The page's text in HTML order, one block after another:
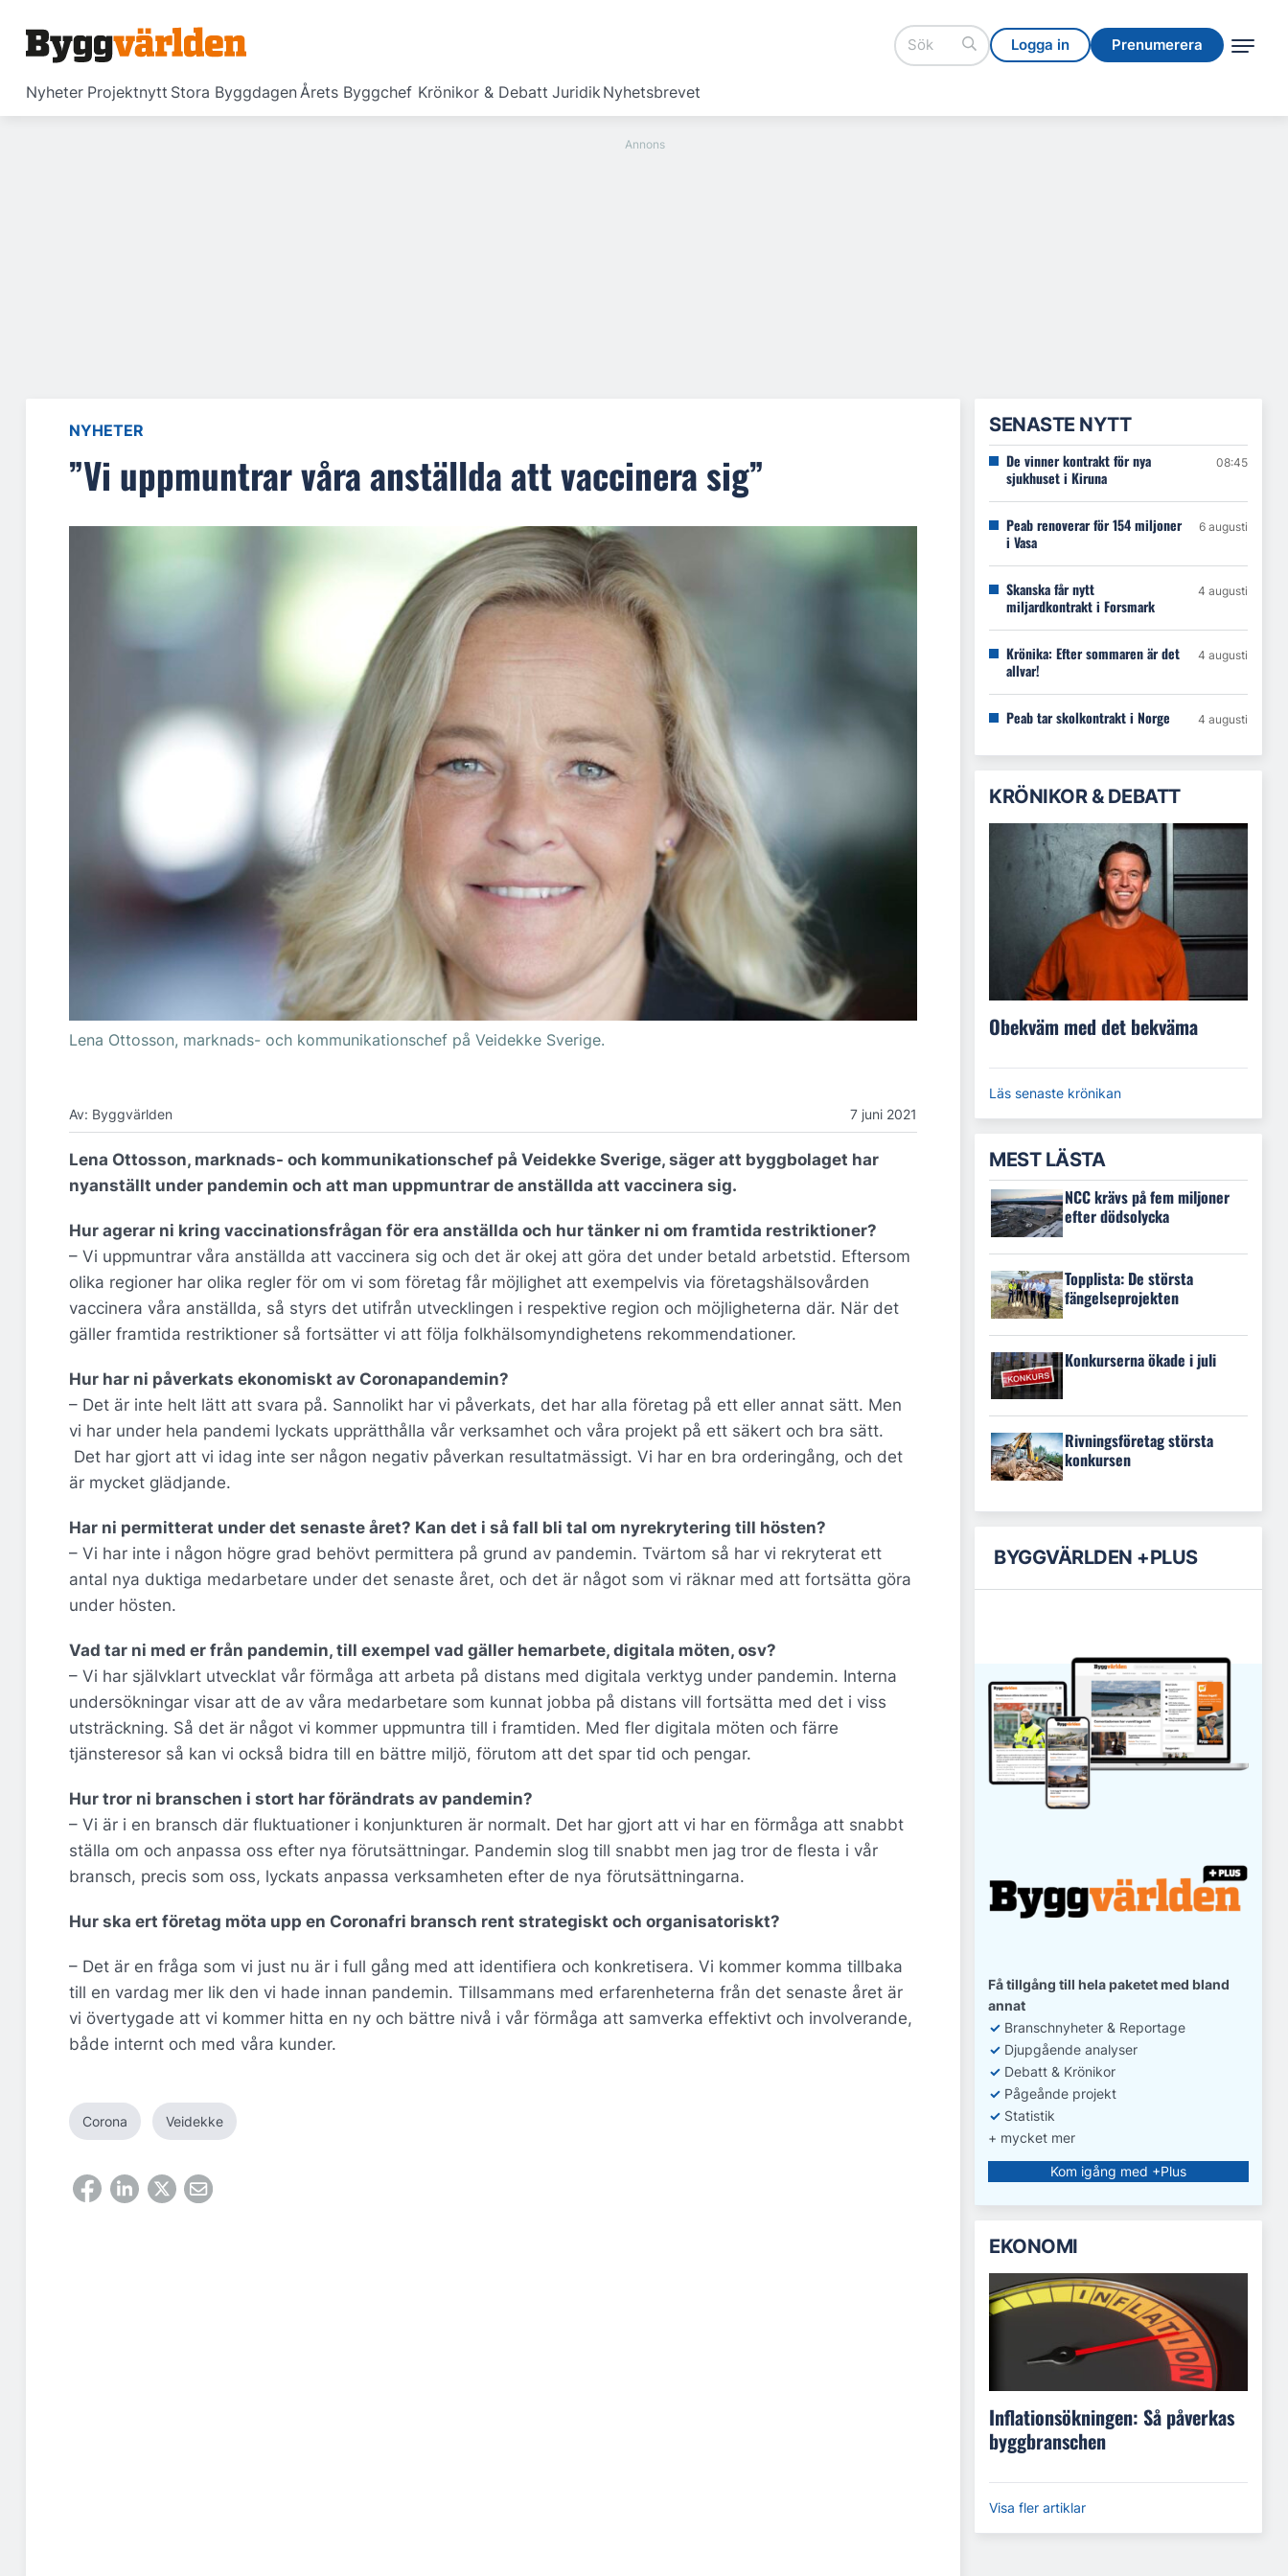
Logga in Prenumerera
Nyheter Projektnytt Stora ByggdagenÅrets Byggchef Krönikor & Debatt JuridikNyhetsbrevet
Logga in Prenumerera
NYHETER
”Vi uppmuntrar våra anställda att vaccinera sig”
Lena Ottosson, marknads- och kommunikationschef på Veidekke Sverige.
Av: Byggvärlden 7 juni 2021
Lena Ottosson, marknads- och kommunikationschef på Veidekke Sverige, säger att byggbolaget har
nyanställt under pandemin och att man uppmuntrar de anställda att vaccinera sig.
Hur agerar ni kring vaccinationsfrågan för era anställda och hur tänker ni om framtida restriktioner?
– Vi uppmuntrar våra anställda att vaccinera sig och det är okej att göra det under betald arbetstid. Eftersom
olika regioner har olika regler för om vi som företag får möjlighet att exempelvis via företagshälsovården
vaccinera våra anställda, så styrs det utifrån utvecklingen i respektive region och möjligheterna där. När det
gäller framtida restriktioner så fortsätter vi att följa folkhälsomyndighetens rekommendationer.
Hur har ni påverkats ekonomiskt av Coronapandemin?
– Det är inte helt lätt att svara på. Sannolikt har vi påverkats, det har alla företag på ett eller annat sätt. Men
vi har under hela pandemi lyckats upprätthålla vår verksamhet och våra projekt på ett säkert och bra sätt.
Det har gjort att vi idag inte ser någon negativ påverkan resultatmässigt. Vi har en bra orderingång, och det
är mycket glädjande.
Har ni permitterat under det senaste året? Kan det i så fall bli tal om nyrekrytering till hösten?
– Vi har inte i någon högre grad behövt permittera på grund av pandemin. Tvärtom så har vi rekryterat ett
antal nya duktiga medarbetare under det senaste året, och det är något som vi räknar med att fortsätta göra
under hösten.
Vad tar ni med er från pandemin, till exempel vad gäller hemarbete, digitala möten, osv?
– Vi har självklart utvecklat vår förmåga att arbeta på distans med digitala verktyg under pandemin. Interna
undersökningar visar att de av våra medarbetare som kunnat jobba på distans vill fortsätta med det i viss
utsträckning. Så det är något vi kommer uppmuntra till i framtiden. Med fler digitala möten och färre
tjänsteresor så kan vi också bidra till en bättre miljö, förutom att det spar tid och pengar.
Hur tror ni branschen i stort har förändrats av pandemin?
– Vi är i en bransch där fluktuationer i konjunkturen är normalt. Det har gjort att vi har en förmåga att snabbt
ställa om och anpassa oss efter nya förutsättningar. Pandemin slog till snabbt men jag tror de flesta i vår
bransch, precis som oss, lyckats anpassa verksamheten efter de nya förutsättningarna.
Hur ska ert företag möta upp en Coronafri bransch rent strategiskt och organisatoriskt?
– Det är en fråga som vi just nu är i full gång med att identifiera och konkretisera. Vi kommer komma tillbaka
till en vardag mer lik den vi hade innan pandemin. Tillsammans med erfarenheterna från det senaste året är
vi övertygade att vi kommer hitta en ny och bättre nivå i vår förmåga att samverka effektivt och involverande,
både internt och med våra kunder.
Corona Veidekke
SENASTE NYTT
De vinner kontrakt för nya
sjukhuset i Kiruna
08:45
Peab renoverar för 154 miljoner
i Vasa
6 augusti
Skanska får nytt
miljardkontrakt i Forsmark
4 augusti
Krönika: Efter sommaren är det
allvar!
4 augusti
Peab tar skolkontrakt i Norge 4 augusti
KRÖNIKOR & DEBATT
Obekväm med det bekväma
Läs senaste krönikan
MEST LÄSTA
NCC krävs på fem miljoner
efter dödsolycka
Topplista: De största
fängelseprojekten
Konkurserna ökade i juli
Rivningsföretag största
konkursen
BYGGVÄRLDEN +PLUS
Få tillgång till hela paketet med bland
annat
✓ Branschnyheter & Reportage
✓ Djupgående analyser
✓ Debatt & Krönikor
✓ Pågeånde projekt
✓ Statistik
+ mycket mer
Kom igång med +Plus
EKONOMI
Inflationsökningen: Så påverkas
byggbranschen
Visa fler artiklar